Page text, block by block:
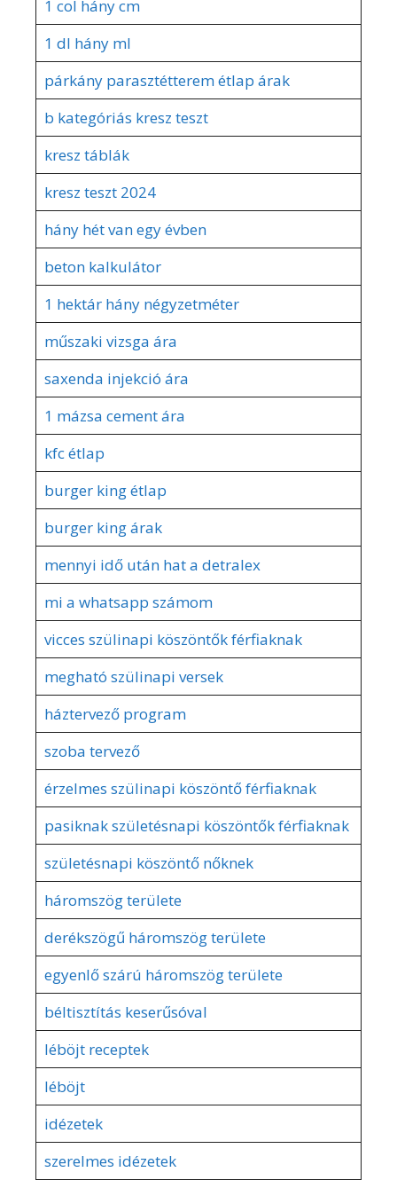
1 col hány cm
1 dl hány ml
párkány parasztétterem étlap árak
b kategóriás kresz teszt
kresz táblák
kresz teszt 2024
hány hét van egy évben
beton kalkulátor
1 hektár hány négyzetméter
műszaki vizsga ára
saxenda injekció ára
1 mázsa cement ára
kfc étlap
burger king étlap
burger king árak
mennyi idő után hat a detralex
mi a whatsapp számom
vicces szülinapi köszöntők férfiaknak
megható szülinapi versek
háztervező program
szoba tervező
érzelmes szülinapi köszöntő férfiaknak
pasiknak születésnapi köszöntők férfiaknak
születésnapi köszöntő nőknek
háromszög területe
derékszögű háromszög területe
egyenlő szárú háromszög területe
béltisztítás keserűsóval
léböjt receptek
léböjt
idézetek
szerelmes idézetek